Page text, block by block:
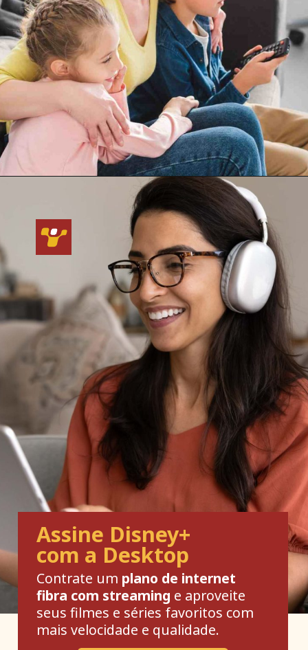
Contrate um plano de internet
fibra com streaming e aproveite
seus filmes e séries favoritos com
mais velocidade e qualidade.
Assine Disney+
com a Desktop